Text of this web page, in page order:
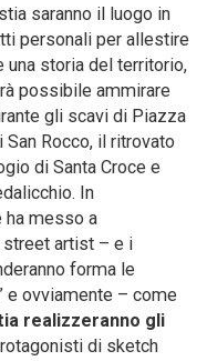
saranno il luogo in
personali per allestire
una storia del territorio,
possibile ammirare
gli scavi di Piazza
Rocco, il ritrovato
di Santa Croce e
In
ha messo a
artist – e i
forma le
e ovviamente – come
realizzeranno gli
di sketch